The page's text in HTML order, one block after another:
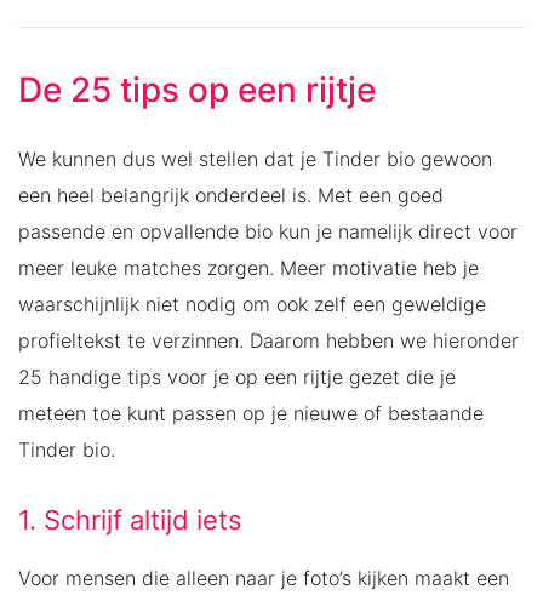
De 25 tips op een rijtje
We kunnen dus wel stellen dat je Tinder bio gewoon
een heel belangrijk onderdeel is. Met een goed
passende en opvallende bio kun je namelijk direct voor
meer leuke matches zorgen. Meer motivatie heb je
waarschijnlijk niet nodig om ook zelf een geweldige
profieltekst te verzinnen. Daarom hebben we hieronder
25 handige tips voor je op een rijtje gezet die je
meteen toe kunt passen op je nieuwe of bestaande
Tinder bio.
1. Schrijf altijd iets
Voor mensen die alleen naar je foto’s kijken maakt een